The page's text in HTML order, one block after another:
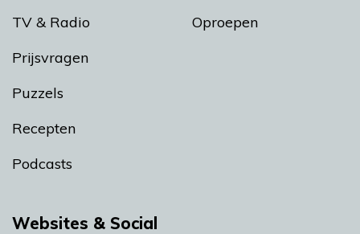
TV & Radio
Prijsvragen
Puzzels
Recepten
Podcasts
Oproepen
Websites & Social